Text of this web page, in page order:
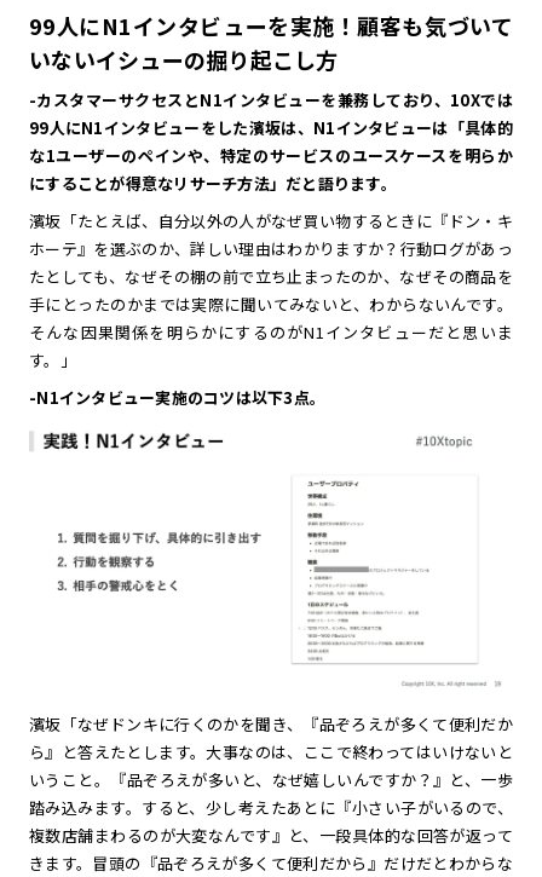
99人にN1インタビューを実施！顧客も気づいて
いないイシューの掘り起こし方
-カスタマーサクセスとN1インタビューを兼務しており、10Xでは
99人にN1インタビューをした濱坂は、N1インタビューは「具体的
な1ユーザーのペインや、特定のサービスのユースケースを明らか
にすることが得意なリサーチ方法」だと語ります。
濱坂「たとえば、自分以外の人がなぜ買い物するときに『ドン・キ
ホーテ』を選ぶのか、詳しい理由はわかりますか？行動ログがあっ
たとしても、なぜその棚の前で立ち止まったのか、なぜその商品を
手にとったのかまでは実際に聞いてみないと、わからないんです。
そんな因果関係を明らかにするのがN1インタビューだと思いま
す。」
-N1インタビュー実施のコツは以下3点。
濱坂「なぜドンキに行くのかを聞き、『品ぞろえが多くて便利だか
ら』と答えたとします。大事なのは、ここで終わってはいけないと
いうこと。『品ぞろえが多いと、なぜ嬉しいんですか？』と、一歩
踏み込みます。すると、少し考えたあとに『小さい子がいるので、
複数店舗まわるのが大変なんです』と、一段具体的な回答が返って
きます。冒頭の『品ぞろえが多くて便利だから』だけだとわからな